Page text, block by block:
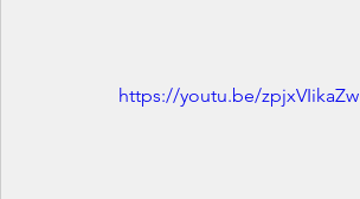
https://youtu.be/zpjxVIikaZw